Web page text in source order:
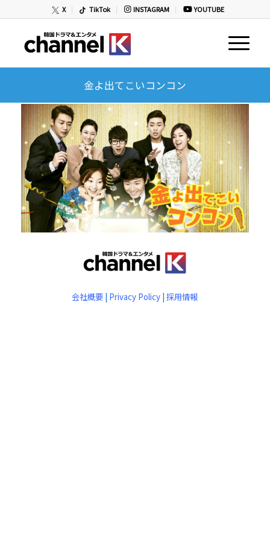
X TikTok INSTAGRAM YOUTUBE
金よ出てこいコンコン
会社概要 Privacy Policy |採用情報